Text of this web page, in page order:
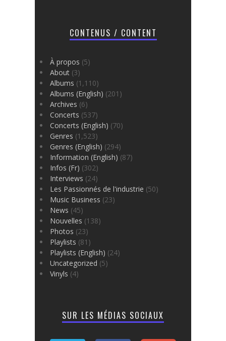
CONTENUS / CONTENT
À propos (5)
About (3)
Albums (1,110)
Albums (English) (201)
Archives (6)
Concerts (537)
Concerts (English) (70)
Genres (1,523)
Genres (English) (294)
Information (English) (87)
Infos (Fr) (302)
Interviews (24)
Les Passionnés de l'industrie (50)
Music Business (23)
News (45)
Nouvelles (138)
Photos (23)
Playlists (81)
Playlists (English) (24)
Uncategorized (5)
Vinyls (4)
SUR LES MÉDIAS SOCIAUX